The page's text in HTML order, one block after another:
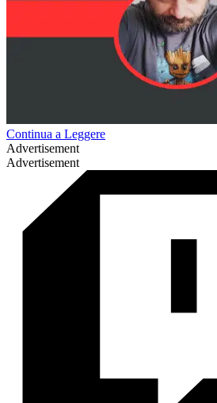
Continua a Leggere
Advertisement
Advertisement